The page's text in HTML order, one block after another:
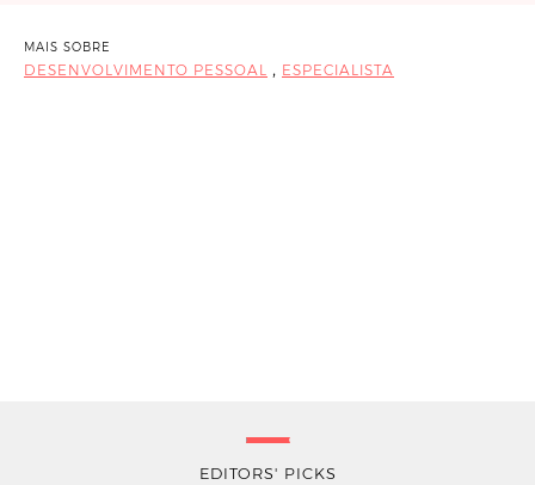
MAIS SOBRE
DESENVOLVIMENTO PESSOAL , ESPECIALISTA
EDITORS' PICKS